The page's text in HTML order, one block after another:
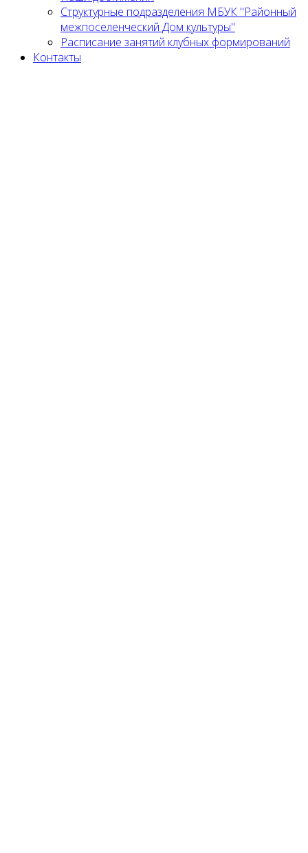
Структурные подразделения МБУК "Районный
межпоселенческий Дом культуры"
Расписание занятий клубных формирований
Контакты